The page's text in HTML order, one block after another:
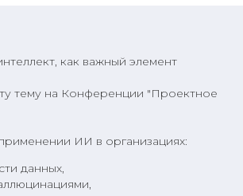
как важный элемент
тему на Конференции "Проектное
ИИ в организациях:
данных,